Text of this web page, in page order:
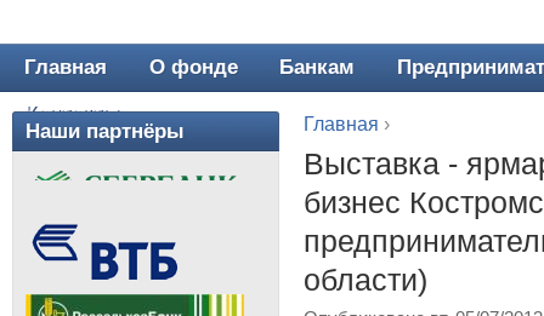
Главная ›
Выставка -
бизнес
области)
Главное меню
Главная О фонде Банкам
Контакты
Наши партнёры